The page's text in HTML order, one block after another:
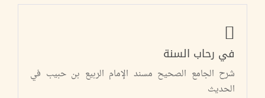
في رحاب السنة
شرح الجامع الصحيح مسند الإمام الربيع بن حبيب في
الحديث